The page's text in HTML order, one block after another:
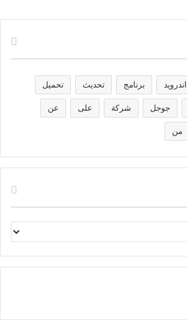
اندرويد برنامج تحديث تحميل
جوجل شركة على عن
من